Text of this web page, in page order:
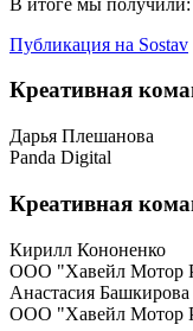
Публикация на Sostav
Креативная
Дарья Плешанова
Panda Digital
Креативная
Кирилл Кононенко
ООО "Хавейл Мотор
Анастасия Башкирова
ООО "Хавейл Мотор